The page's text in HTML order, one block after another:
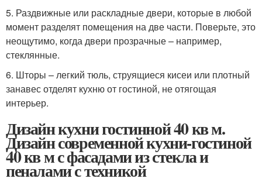
5. Раздвижные или раскладные двери, которые в любой
момент разделят помещения на две части. Поверьте, это
неощутимо, когда двери прозрачные – например,
стеклянные.
6. Шторы – легкий тюль, струящиеся кисеи или плотный
занавес отделят кухню от гостиной, не отягощая
интерьер.
Дизайн кухни гостинной 40 кв м.
Дизайн современной кухни-гостиной
40 кв м с фасадами из стекла и
пеналами с техникой